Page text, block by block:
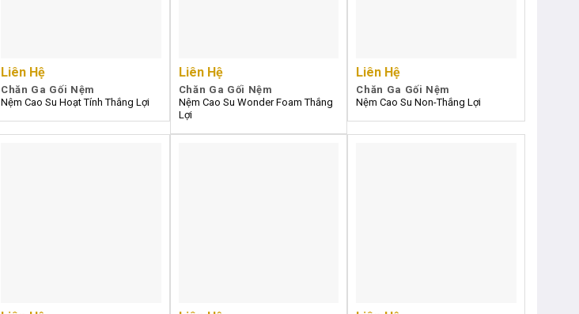
Chăn Ga Gối Nệm
Nệm Cao Su Hoạt Tính Thắng Lợi
Liên Hệ
Chăn Ga Gối Nệm
Nệm Cao Su Wonder Foam Thắng
Lợi
Liên Hệ
Chăn Ga Gối Nệm
Nệm Cao Su Non-Thắng Lợi
Liên Hệ